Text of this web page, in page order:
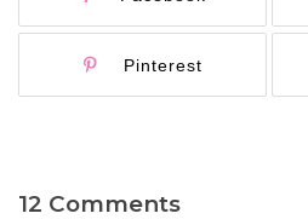
Pinterest
12 Comments